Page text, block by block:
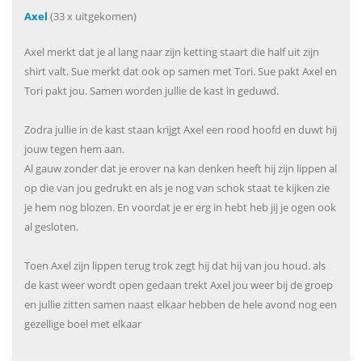
Axel (33 x uitgekomen)
Axel merkt dat je al lang naar zijn ketting staart die half uit zijn
shirt valt. Sue merkt dat ook op samen met Tori. Sue pakt Axel en
Tori pakt jou. Samen worden jullie de kast in geduwd.
Zodra jullie in de kast staan krijgt Axel een rood hoofd en duwt hij
jouw tegen hem aan.
Al gauw zonder dat je erover na kan denken heeft hij zijn lippen al
op die van jou gedrukt en als je nog van schok staat te kijken zie
je hem nog blozen. En voordat je er erg in hebt heb jij je ogen ook
al gesloten.
Toen Axel zijn lippen terug trok zegt hij dat hij van jou houd. als
de kast weer wordt open gedaan trekt Axel jou weer bij de groep
en jullie zitten samen naast elkaar hebben de hele avond nog een
gezellige boel met elkaar